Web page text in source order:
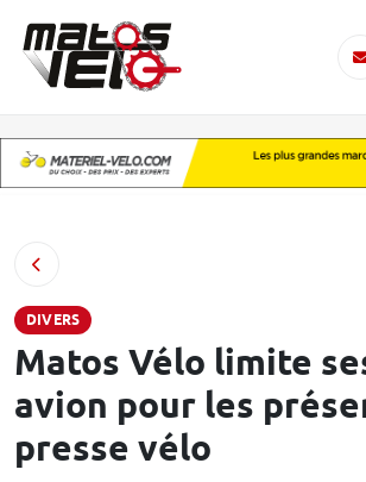
DIVERS
Matos Vélo limite
avion pour les
presse vélo